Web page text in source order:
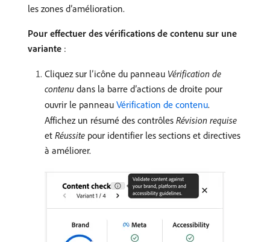
les zones d’amélioration.
Pour effectuer des vérifications de contenu sur une
variante :
Cliquez sur l’icône du panneau Vérification de
contenu dans la barre d’actions de droite pour
ouvrir le panneau Vérification de contenu.
Affichez un résumé des contrôles Révision requise
et Réussite pour identifier les sections et directives
à améliorer.